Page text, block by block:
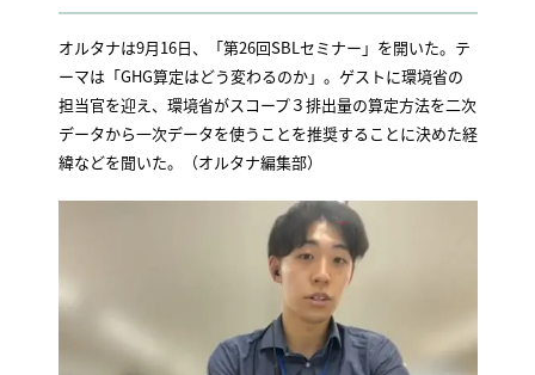
オルタナは9月16日、「第26回SBLセミナー」を開いた。テ
ーマは「GHG算定はどう変わるのか」。ゲストに環境省の
担当官を迎え、環境省がスコープ３排出量の算定方法を二次
データから一次データを使うことを推奨することに決めた経
緯などを聞いた。（オルタナ編集部）